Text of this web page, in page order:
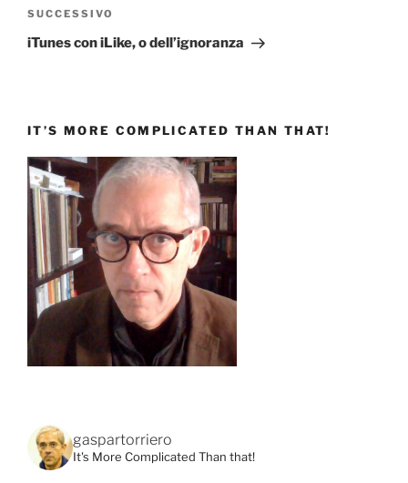
Articolo
successivo
SUCCESSIVO
iTunes con iLike, o dell’ignoranza
IT’S MORE COMPLICATED THAN THAT!
gaspartorriero
It's More Complicated Than that!